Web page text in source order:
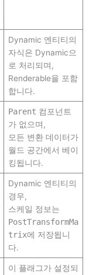
Dynamic 엔티티의
자식은 Dynamic으
로 처리되며,
Renderable을 포함
합니다.
Parent 컴포넌트
가 없으며,
모든 변환 데이터가
월드 공간에서 베이
킹됩니다.
Dynamic 엔티티의
경우,
스케일 정보는
PostTransformMa
trix에 저장됩니
다.
이 플래그가 설정되